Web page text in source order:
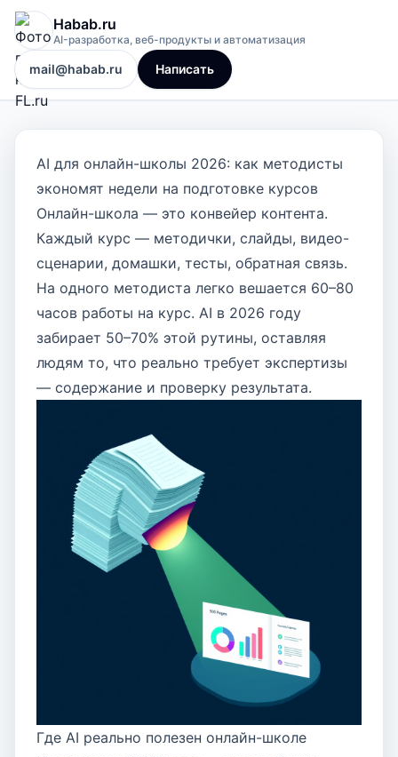
Habab.ru
AI-разработка, веб-продукты и автоматизация
mail@habab.ru Написать
AI для онлайн-школы 2026: как методисты
экономят недели на подготовке курсов
Онлайн-школа — это конвейер контента.
Каждый курс — методички, слайды, видео-
сценарии, домашки, тесты, обратная связь.
На одного методиста легко вешается 60–80
часов работы на курс. AI в 2026 году
забирает 50–70% этой рутины, оставляя
людям то, что реально требует экспертизы
— содержание и проверку результата.
Где AI реально полезен онлайн-школе